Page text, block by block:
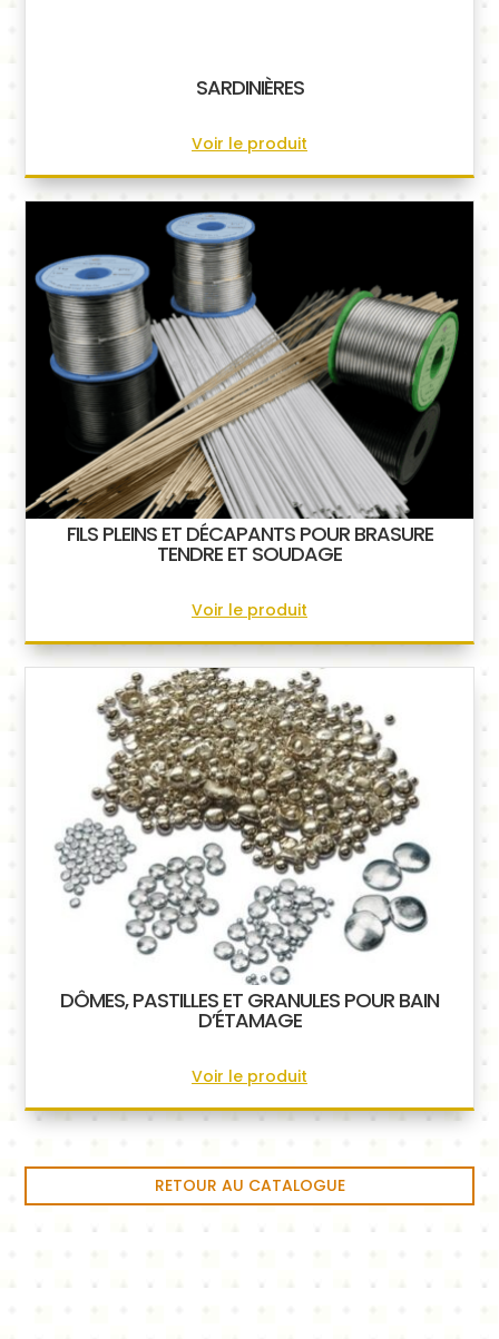
SARDINIÈRES
Voir le produit
FILS PLEINS ET DÉCAPANTS POUR BRASURE
TENDRE ET SOUDAGE
Voir le produit
DÔMES, PASTILLES ET GRANULES POUR BAIN
D’ÉTAMAGE
Voir le produit
RETOUR AU CATALOGUE